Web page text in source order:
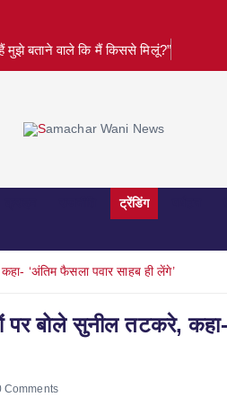
मुझे बताने वाले कि मैं किससे मिलूं?”
ट्रेंडिंग
‘अंतिम फैसला पवार साहब ही लेंगे’
बोले सुनील तटकरे,
Comments